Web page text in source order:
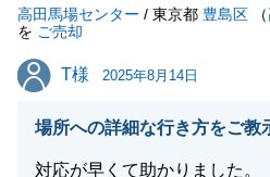
高田馬場センター / 東京都 豊島区 （
を ご売却
T様
T様 2025年8月14日
場所への詳細な行き方をご教
対応が早くて助かりました。